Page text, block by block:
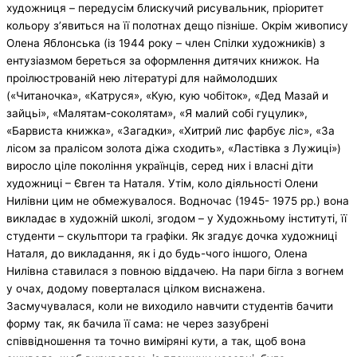
художниця – передусім блискучий рису­вальник, пріоритет
кольору з’явиться на її полотнах дещо пізніше. Окрім живопису
Олена Яблонська (із 1944 року – член Спілки художників) з
ентузіазмом береться за оформлення дитячих книжок. На
проілюстрованій нею літературі для наймолодших
(«Читаночка», «Катруся», «Кую, кую чобіток», «Дед Мазай и
зайцьі», «Малятам-соколятам», «Я малий собі гуцулик»,
«Барвиста книжка», «Загад­ки», «Хитрий лис фарбує ліс», «За
лісом за пралісом золота діжа сходить», «Ластівка з Лужиці»)
виросло ціле покоління українців, серед них і власні діти
художниці – Євген та Наталя. Утім, коло діяльності Олени
Нилівни цим не обмежувалося. Водночас (1945- 1975 рр.) вона
викладає в художній школі, згодом – у Художньому інституті, її
студенти – скульптори та графіки. Як згадує дочка художниці
Наталя, до викладання, як і до будь-чого іншого, Олена
Нилівна ставилася з повною віддачею. На пари бігла з вогнем
у очах, додому поверталася цілком виснажена.
Засмучувалася, коли не виходило навчити студентів бачити
форму так, як бачила її сама: не через зазубрені
співвідношення та точно виміряні кути, а так, щоб вона